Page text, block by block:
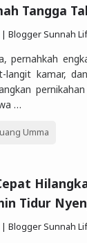
Tangga
Sunnah Lifestyle |
pernahkah
langit kamar,
…
Umma
Tidur
Sunnah Lifestyle |